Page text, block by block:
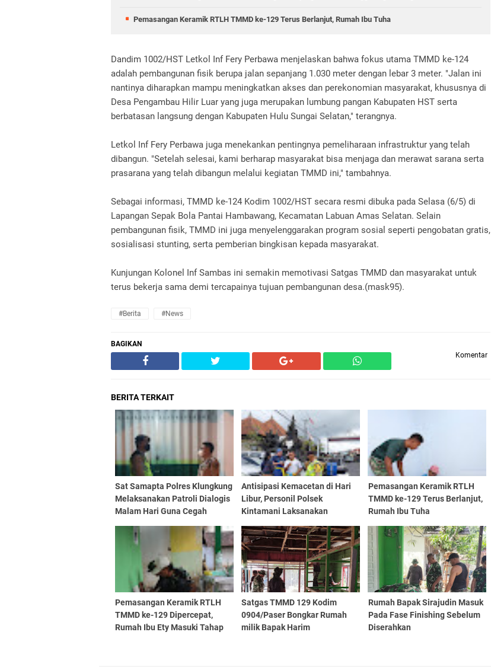
Pemasangan Keramik RTLH TMMD ke-129 Terus Berlanjut, Rumah Ibu Tuha
Dandim 1002/HST Letkol Inf Fery Perbawa menjelaskan bahwa fokus utama TMMD ke-124
adalah pembangunan fisik berupa jalan sepanjang 1.030 meter dengan lebar 3 meter. "Jalan ini
nantinya diharapkan mampu meningkatkan akses dan perekonomian masyarakat, khususnya di
Desa Pengambau Hilir Luar yang juga merupakan lumbung pangan Kabupaten HST serta
berbatasan langsung dengan Kabupaten Hulu Sungai Selatan," terangnya.
Letkol Inf Fery Perbawa juga menekankan pentingnya pemeliharaan infrastruktur yang telah
dibangun. "Setelah selesai, kami berharap masyarakat bisa menjaga dan merawat sarana serta
prasarana yang telah dibangun melalui kegiatan TMMD ini," tambahnya.
Sebagai informasi, TMMD ke-124 Kodim 1002/HST secara resmi dibuka pada Selasa (6/5) di
Lapangan Sepak Bola Pantai Hambawang, Kecamatan Labuan Amas Selatan. Selain
pembangunan fisik, TMMD ini juga menyelenggarakan program sosial seperti pengobatan gratis,
sosialisasi stunting, serta pemberian bingkisan kepada masyarakat.
Kunjungan Kolonel Inf Sambas ini semakin memotivasi Satgas TMMD dan masyarakat untuk
terus bekerja sama demi tercapainya tujuan pembangunan desa.(mask95).
#Berita #News
BAGIKAN
Komentar
BERITA TERKAIT
Sat Samapta Polres Klungkung
Melaksanakan Patroli Dialogis
Malam Hari Guna Cegah
Antisipasi Kemacetan di Hari
Libur, Personil Polsek
Kintamani Laksanakan
Pemasangan Keramik RTLH
TMMD ke-129 Terus Berlanjut,
Rumah Ibu Tuha
Pemasangan Keramik RTLH
TMMD ke-129 Dipercepat,
Rumah Ibu Ety Masuki Tahap
Satgas TMMD 129 Kodim
0904/Paser Bongkar Rumah
milik Bapak Harim
Rumah Bapak Sirajudin Masuk
Pada Fase Finishing Sebelum
Diserahkan